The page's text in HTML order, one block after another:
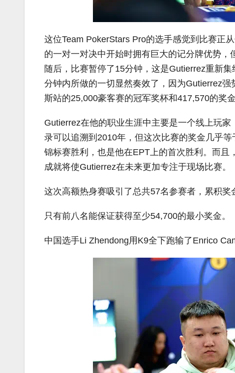
这位Team PokerStars Pro的选手感觉到比赛正
的一对一对决中开始时拥有巨大的记分牌优势
随后，比赛暂停了15分钟，这是Gutierrez重新
分钟内所做的一切显然奏效了，因为Gutierrez
斯站的25,000豪客赛的冠军奖杯和417,570的奖金
Gutierrez在他的职业生涯中主要是一个线上玩
录可以追溯到2010年，但这次比赛的奖金几乎
锦标赛胜利，也是他在EPT上的首次胜利。而
成就将使Gutierrez在未来更加专注于现场比赛。
这次高额热身赛吸引了总共57名参赛者，累积奖
只有前八名能保证获得至少54,700的最小奖金。
中国选手Li Zhendong用K9全下跑输了Enrico